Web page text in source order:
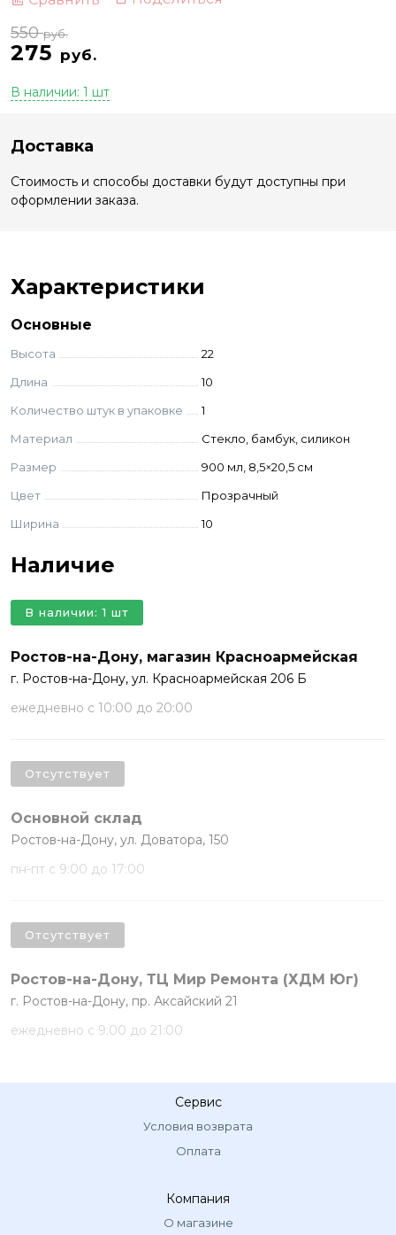
275 руб.
550руб.
В наличии: 1 шт
Доставка
Стоимость и способы доставки будут доступны при
оформлении заказа.
Характеристики
Основные
Высота
22
Длина
10
Количество штук в упаковке
1
Материал
Стекло, бамбук, силикон
Размер
900 мл, 8,5×20,5 см
Цвет
Прозрачный
Ширина
10
Наличие
Ростов-на-Дону, магазин Красноармейская
г. Ростов-на-Дону, ул. Красноармейская 206 Б
ежедневно с 10:00 до 20:00
В наличии: 1 шт
Основной склад
Ростов-на-Дону, ул. Доватора, 150
пн-пт с 9:00 до 17:00
Отсутствует
Ростов-на-Дону, ТЦ Мир Ремонта (ХДМ Юг)
г. Ростов-на-Дону, пр. Аксайский 21
ежедневно с 9:00 до 21:00
Отсутствует
Сервис
Условия возврата
Оплата
Компания
О магазине